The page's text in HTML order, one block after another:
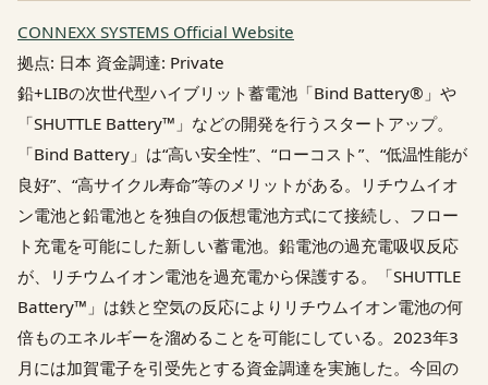
CONNEXX SYSTEMS Official Website
拠点: 日本 資金調達: Private
鉛+LIBの次世代型ハイブリット蓄電池「Bind Battery®」や
「SHUTTLE Battery™」などの開発を行うスタートアップ。
「Bind Battery」は“高い安全性”、“ローコスト”、“低温性能が
良好”、“高サイクル寿命”等のメリットがある。リチウムイオ
ン電池と鉛電池とを独自の仮想電池方式にて接続し、フロー
ト充電を可能にした新しい蓄電池。鉛電池の過充電吸収反応
が、リチウムイオン電池を過充電から保護する。「SHUTTLE
Battery™」は鉄と空気の反応によりリチウムイオン電池の何
倍ものエネルギーを溜めることを可能にしている。2023年3
月には加賀電子を引受先とする資金調達を実施した。今回の